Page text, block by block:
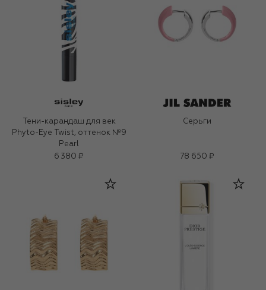
Тени-карандаш для век
Phyto-Eye Twist, оттенок №9
Pearl
6 380 ₽
Серьги
78 650 ₽